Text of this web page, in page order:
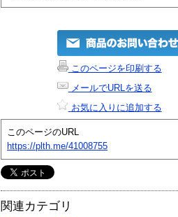
このページを印刷する
メールでURLを送る
お気に入りに追加する
このページのURL
https://plth.me/41008755
関連カテゴリ